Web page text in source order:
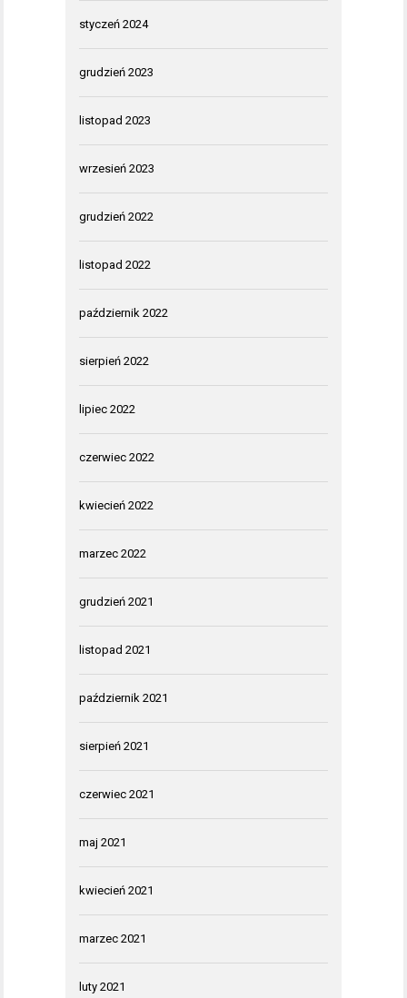
styczeń 2024
grudzień 2023
listopad 2023
wrzesień 2023
grudzień 2022
listopad 2022
październik 2022
sierpień 2022
lipiec 2022
czerwiec 2022
kwiecień 2022
marzec 2022
grudzień 2021
listopad 2021
październik 2021
sierpień 2021
czerwiec 2021
maj 2021
kwiecień 2021
marzec 2021
luty 2021